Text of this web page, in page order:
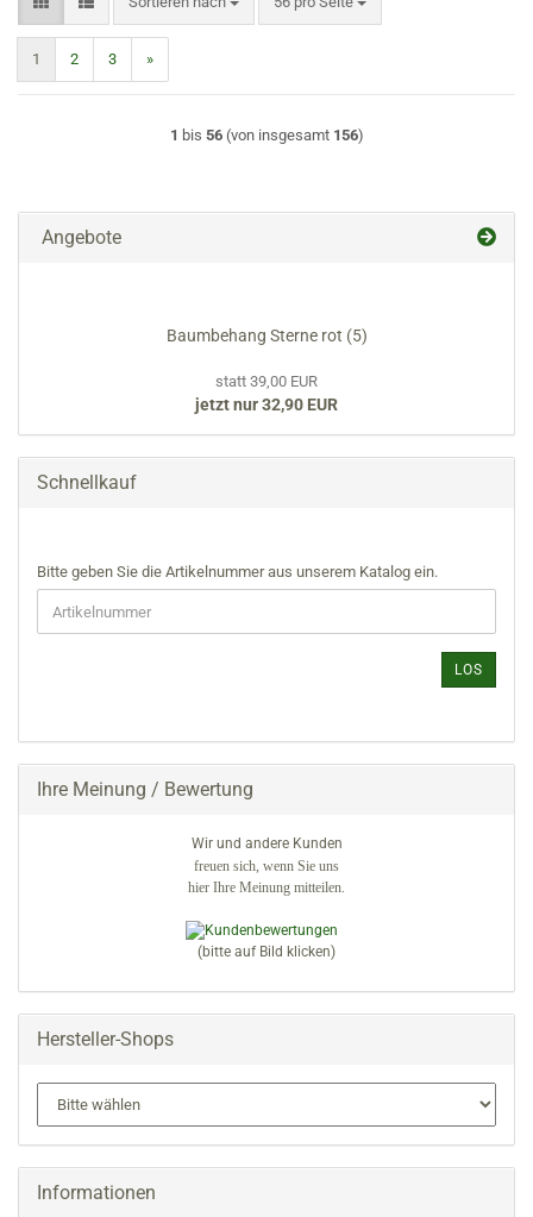
1 2 3 »
1 bis 56(von insgesamt 156)
Angebote
Baumbehang Sterne rot (5)
statt 39,00 EUR
jetzt nur 32,90 EUR
Schnellkauf
BITTE
GEBEN
SIE
DIE
EIN.
Bitte geben Sie die Artikelnummer aus unserem Katalog ein.
LOS
Ihre Meinung / Bewertung
Wir und andere Kunden
freuen sich, wenn Sie uns
hier Ihre Meinung mitteilen.
(bitte auf Bild klicken)
Hersteller-Shops
Informationen